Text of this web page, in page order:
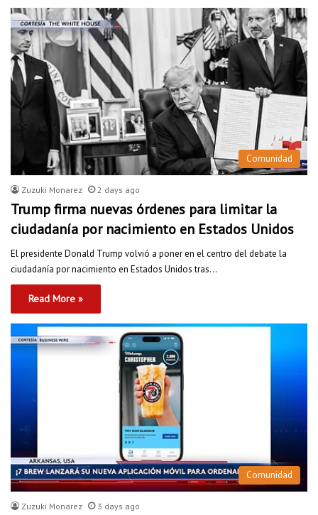
Comunidad
Zuzuki Monarez 2 days ago
Trump firma nuevas órdenes para limitar la
ciudadanía por nacimiento en Estados Unidos
El presidente Donald Trump volvió a poner en el centro del debate la
ciudadanía por nacimiento en Estados Unidos tras…
Read More »
Comunidad
Zuzuki Monarez 3 days ago